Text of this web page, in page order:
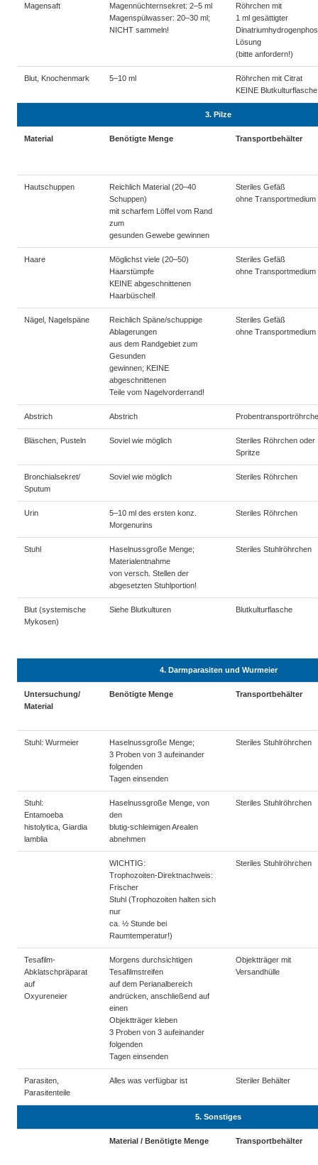
Magensaft
Magennüchternsekret: 2–5 ml
Magenspülwasser: 20–30 ml;
NICHT sammeln!
Röhrchen mit
1 ml gesättigter
Lösung
(bitte anfordern!)
Blut, Knochenmark 5–10 ml
Röhrchen mit Citrat
KEINE
3. Pilze
Material Benötigte Menge Transportbehälter
Hautschuppen
Reichlich Material (20–40
Schuppen)
mit scharfem Löffel vom Rand
zum
gesunden Gewebe gewinnen
Steriles Gefäß
ohne Transportmedium
Haare
Möglichst viele (20–50)
Haarstümpfe
KEINE abgeschnittenen
Haarbüschel!
Steriles Gefäß
ohne Transportmedium
Nägel, Nagelspäne
Reichlich Späne/schuppige
Ablagerungen
aus dem Randgebiet zum
Gesunden
gewinnen; KEINE
abgeschnittenen
Teile vom Nagelvorderrand!
Steriles Gefäß
ohne Transportmedium
Abstrich Abstrich
Bläschen, Pusteln Soviel wie möglich
Steriles Röhrchen oder
Spritze
Bronchialsekret/
Sputum
Soviel wie möglich Steriles Röhrchen
Urin
5–10 ml des ersten konz.
Morgenurins
Steriles Röhrchen
Stuhl
Haselnussgroße Menge;
Materialentnahme
von versch. Stellen der
abgesetzten Stuhlportion!
Steriles Stuhlröhrchen
Blut (systemische
Mykosen)
Siehe Blutkulturen Blutkulturflasche
4. Darmparasiten und Wurmeier
Untersuchung/
Material
Benötigte Menge Transportbehälter
Stuhl: Wurmeier
Haselnussgroße Menge;
3 Proben von 3 aufeinander
folgenden
Tagen einsenden
Steriles Stuhlröhrchen
Stuhl:
Entamoeba
histolytica, Giardia
lamblia
Haselnussgroße Menge, von
den
blutig-schleimigen Arealen
abnehmen
Steriles Stuhlröhrchen
WICHTIG:
Trophozoiten-Direktnachweis:
Frischer
Stuhl (Trophozoiten halten sich
nur
ca. ½ Stunde bei
Raumtemperatur!)
Steriles Stuhlröhrchen
Tesafilm-
Abklatschpräparat
auf
Oxyureneier
Morgens durchsichtigen
Tesafilmstreifen
auf dem Perianalbereich
andrücken, anschließend auf
einen
Objektträger kleben
3 Proben von 3 aufeinander
folgenden
Tagen einsenden
Objektträger mit
Versandhülle
Parasiten,
Parasitenteile
Alles was verfügbar ist Steriler Behälter
5. Sonstiges
Material / Benötigte Menge Transportbehälter